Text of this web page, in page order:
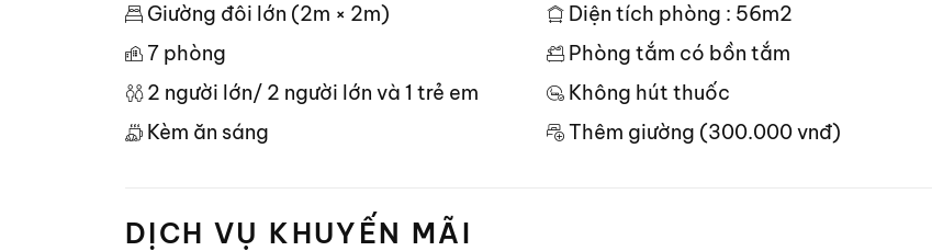
Giường đôi lớn (2m × 2m)
Diện tích phòng : 56m2
7 phòng
Phòng tắm có bồn tắm
2 người lớn/ 2 người lớn và 1 trẻ em
Không hút thuốc
Kèm ăn sáng
Thêm giường (300.000 vnđ)
DỊCH VỤ KHUYẾN MÃI